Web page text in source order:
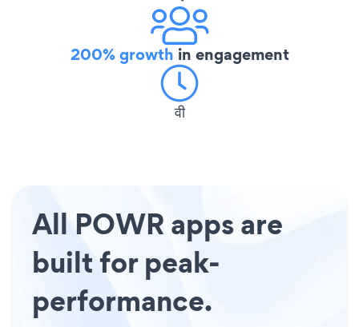
200% growth in engagement
वी
All POWR apps are
built for peak-
performance.